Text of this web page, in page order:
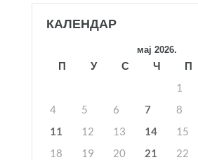
КАЛЕНДАР
мај 2026.
П У С Ч П
1
4
5 6 7 8
11
12 13 14 15
18
19 20 21 22